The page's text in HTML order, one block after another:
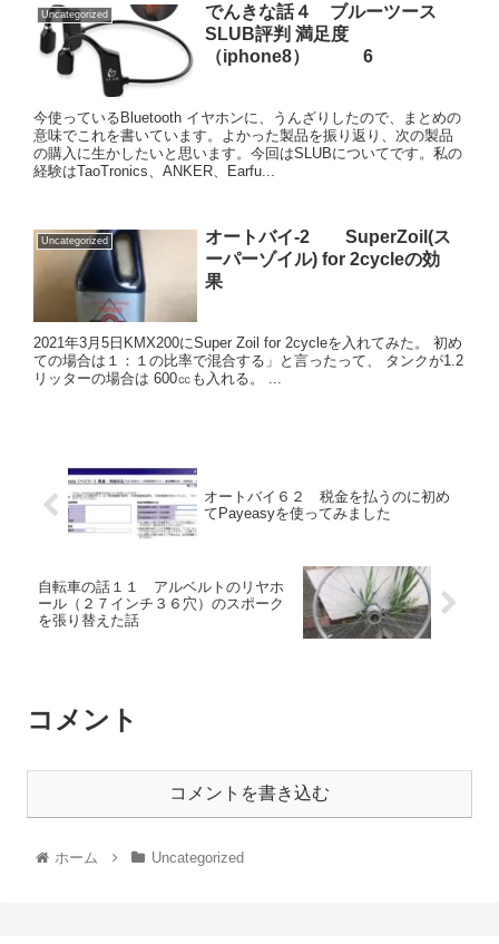
Uncategorized
でんきな話４ ブルーツース
SLUB評判 満足度
（iphone8） 6
今使っているBluetooth イヤホンに、うんざりしたので、まとめの
意味でこれを書いています。よかった製品を振り返り、次の製品
の購入に生かしたいと思います。今回はSLUBについてです。私の
経験はTaoTronics、ANKER、Earfu...
Uncategorized
オートバイ-2 SuperZoil(ス
ーパーゾイル) for 2cycleの効
果
2021年3月5日KMX200にSuper Zoil for 2cycleを入れてみた。 初め
ての場合は１：１の比率で混合する」と言ったって、 タンクが1.2
リッターの場合は 600㏄も入れる。 ...
オートバイ６２ 税金を払うのに初め
てPayeasyを使ってみました
自転車の話１１ アルベルトのリヤホ
ール（２７インチ３６穴）のスポーク
を張り替えた話
コメント
コメントを書き込む
ホーム Uncategorized